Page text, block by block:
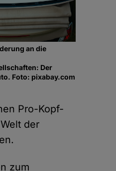
an die
Der
Foto: pixabay.com
Pro-Kopf-
der
zum